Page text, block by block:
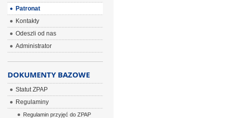
Patronat
Kontakty
Odeszli od nas
Administrator
DOKUMENTY BAZOWE
Statut ZPAP
Regulaminy
Regulamin przyjęć do ZPAP